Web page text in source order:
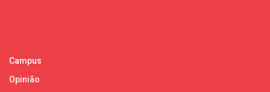
Campus
Opinião